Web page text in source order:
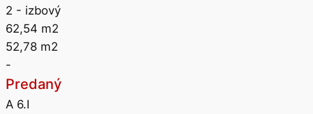
2 - izbový
62,54 m2
52,78 m2
-
Predaný
A 6.I